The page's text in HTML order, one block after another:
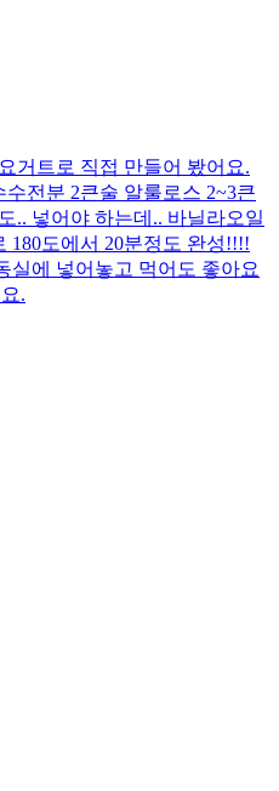
거트로 직접 만들어 봤어요.
전분 2큰술 알룰로스 2~3큰
.. 넣어야 하는데.. 바닐라오일
180도에서 20분정도 완성!!!!
실에 넣어놓고 먹어도 좋아요
.